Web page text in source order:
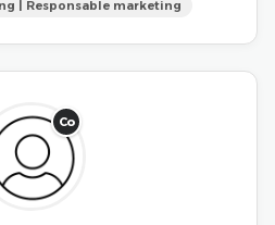
| Responsable marketing
Co